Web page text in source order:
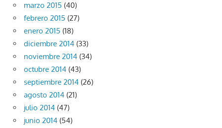
marzo 2015 (40)
febrero 2015 (27)
enero 2015 (18)
diciembre 2014 (33)
noviembre 2014 (34)
octubre 2014 (43)
septiembre 2014 (26)
agosto 2014 (21)
julio 2014 (47)
junio 2014 (54)